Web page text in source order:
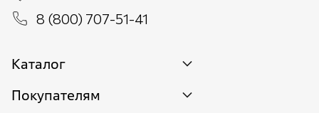
8 (800) 707-51-41
Каталог
Новинки
Покупателям